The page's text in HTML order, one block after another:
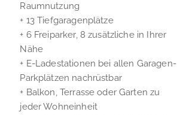
Raumnutzung
+ 13 Tiefgaragenplätze
+ 6 Freiparker, 8 zusätzliche in Ihrer
Nähe
+ E-Ladestationen bei allen Garagen-
Parkplätzen nachrüstbar
+ Balkon, Terrasse oder Garten zu
jeder Wohneinheit